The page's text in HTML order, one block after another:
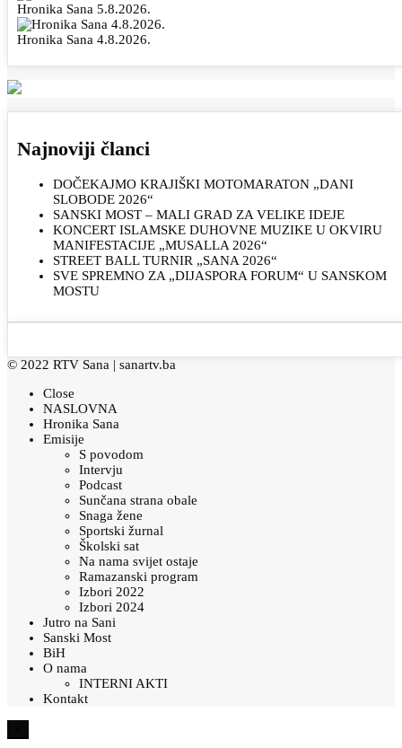
Hronika Sana 5.8.2026.
Hronika Sana 4.8.2026.
Najnoviji članci
DOČEKAJMO KRAJIŠKI MOTOMARATON „DANI
SLOBODE 2026“
SANSKI MOST – MALI GRAD ZA VELIKE IDEJE
KONCERT ISLAMSKE DUHOVNE MUZIKE U OKVIRU
MANIFESTACIJE „MUSALLA 2026“
STREET BALL TURNIR „SANA 2026“
SVE SPREMNO ZA „DIJASPORA FORUM“ U SANSKOM
MOSTU
© 2022 RTV Sana | sanartv.ba
Close
NASLOVNA
Hronika Sana
Emisije
S povodom
Intervju
Podcast
Sunčana strana obale
Snaga žene
Sportski žurnal
Školski sat
Na nama svijet ostaje
Ramazanski program
Izbori 2022
Izbori 2024
Jutro na Sani
Sanski Most
BiH
O nama
INTERNI AKTI
Kontakt